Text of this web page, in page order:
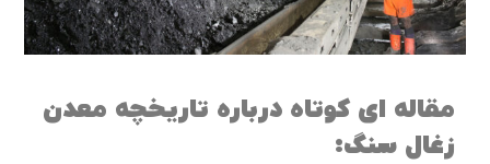
مقاله ای کوتاه درباره تاریخچه معدن
زغال سنگ: